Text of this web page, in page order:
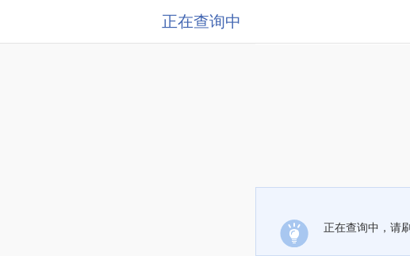
正在查询中
正在查询中，请